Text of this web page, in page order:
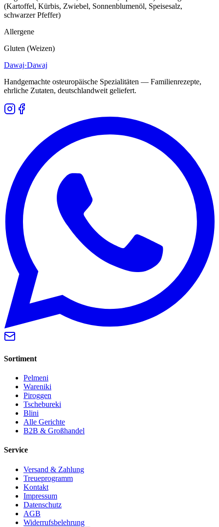
(Kartoffel, Kürbis, Zwiebel, Sonnenblumenöl, Speisesalz,
schwarzer Pfeffer)
Allergene
Gluten (Weizen)
Dawaj·Dawaj
Handgemachte osteuropäische Spezialitäten — Familienrezepte,
ehrliche Zutaten, deutschlandweit geliefert.
Sortiment
Pelmeni
Wareniki
Piroggen
Tschebureki
Blini
Alle Gerichte
B2B & Großhandel
Service
Versand & Zahlung
Treueprogramm
Kontakt
Impressum
Datenschutz
AGB
Widerrufsbelehrung